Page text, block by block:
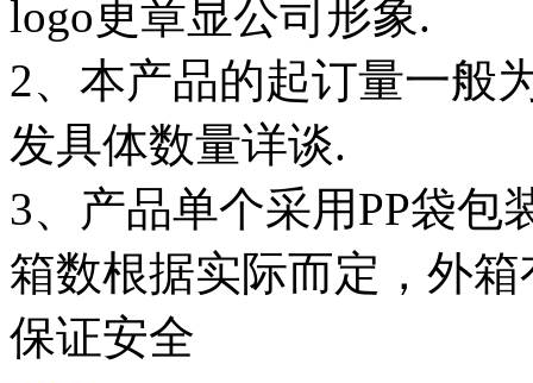
logo更章显公司形象.
2、本产品的起订量一般
发具体数量详谈.
3、产品单个采用PP袋包
箱数根据实际而定，外
保证安全